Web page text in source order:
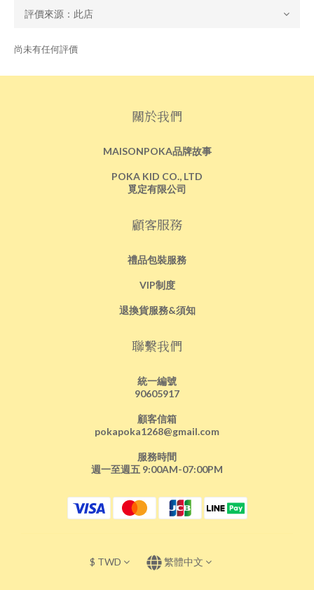
尚未有任何評價
關於我們
MAISONPOKA品牌故事
POKA KID CO., LTD
覓定有限公司
顧客服務
禮品包裝服務
VIP制度
退換貨服務&須知
聯繫我們
統一編號
90605917
顧客信箱
pokapoka1268@gmail.com
服務時間
週一至週五 9:00AM-07:00PM
$ TWD 繁體中文